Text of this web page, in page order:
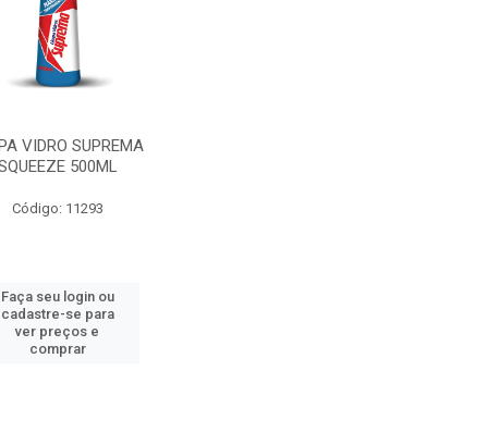
VIDRO SUPREMA
500ML
Código: 11293
Faça seu login ou
cadastre-se para
ver preços e
comprar